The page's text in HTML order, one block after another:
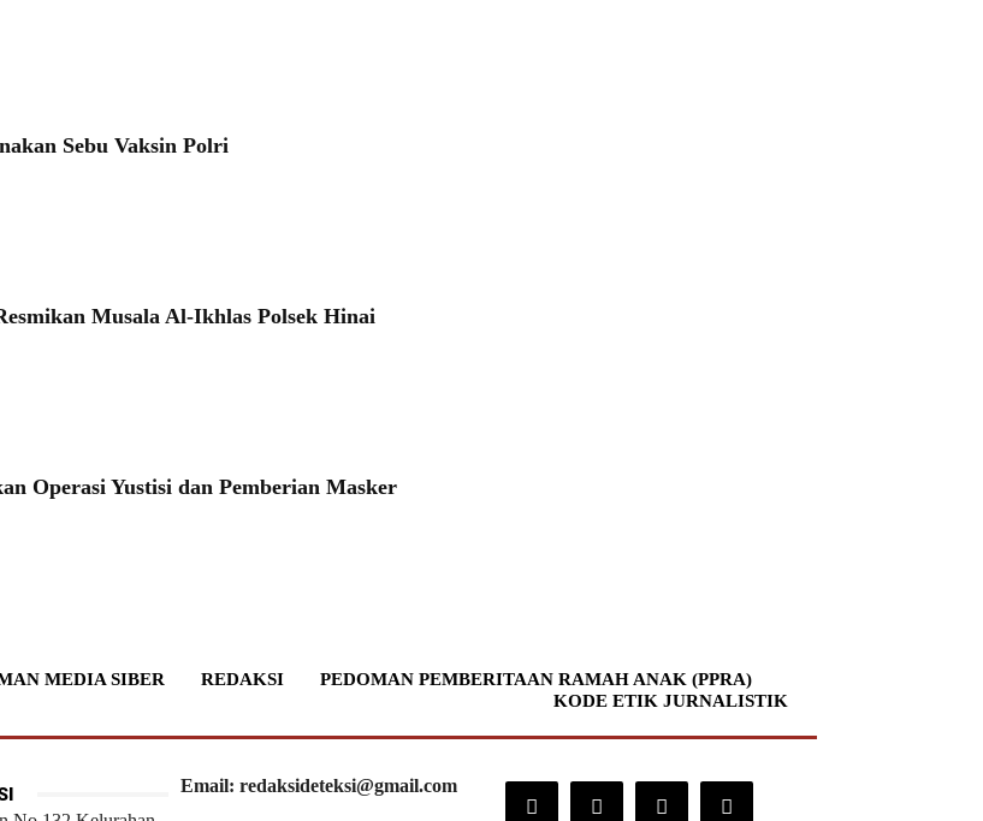
Sebu Vaksin Polri
Musala Al-Ikhlas Polsek Hinai
Operasi Yustisi dan Pemberian Masker
MEDIA SIBER REDAKSI
PEDOMAN PEMBERITAAN RAMAH ANAK (PPRA)
KODE ETIK JURNALISTIK
Email: redaksideteksi@gmail.com